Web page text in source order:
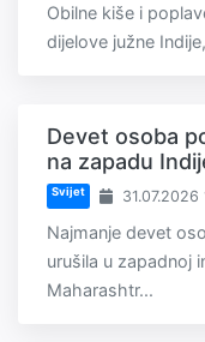
Obilne kiše i
dijelove južne
Devet osoba
na zapadu
Svijet 31.07.2026
Najmanje devet
urušila u zapadnoj
Maharashtr...